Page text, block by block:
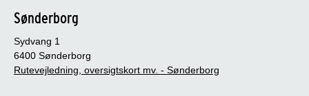
Sønderborg
Sydvang 1
6400 Sønderborg
Rutevejledning, oversigtskort mv. - Sønderborg